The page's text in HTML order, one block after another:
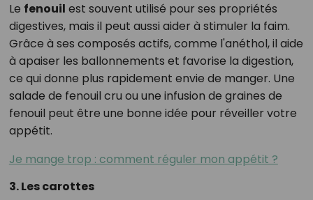
Le fenouil est souvent utilisé pour ses propriétés
digestives, mais il peut aussi aider à stimuler la faim.
Grâce à ses composés actifs, comme l'anéthol, il aide
à apaiser les ballonnements et favorise la digestion,
ce qui donne plus rapidement envie de manger. Une
salade de fenouil cru ou une infusion de graines de
fenouil peut être une bonne idée pour réveiller votre
appétit.
Je mange trop : comment réguler mon appétit ?
3. Les carottes